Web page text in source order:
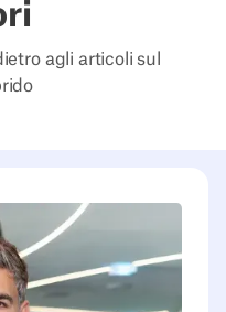
agli articoli sul